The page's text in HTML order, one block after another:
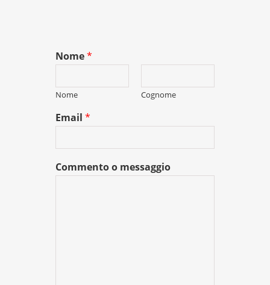
Nome*
Nome Cognome
Email*
Commento o messaggio